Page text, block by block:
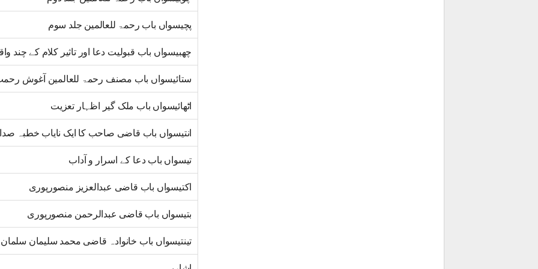
پچیسواں باب رحمۃ للعالمین جلد سوم
چھبیسواں باب قبولیت دعا اور تاثیر کلام کے چند
ستائیسواں باب مصنف رحمۃ للعالمین آغوش
اٹھائیسواں باب ملک گیر اظہار تعزیت
انتیسواں باب قاضی صاحب کا ایک نایاب خطبہ
تیسواں باب دعا کے اسرار و آداب
اکتیسواں باب قاضی عبدالعزیز منصورپوری
بتیسواں باب قاضی عبدالرحمن منصورپوری
تینتیسواں باب خانوادہ قاضی محمد سلیمان